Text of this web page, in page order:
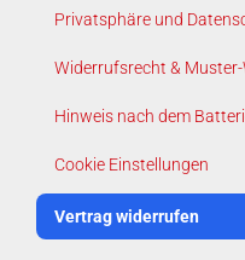
Privatsphäre und
Widerrufsrecht &
Hinweis nach dem
Cookie Einstellungen
Vertrag widerrufen